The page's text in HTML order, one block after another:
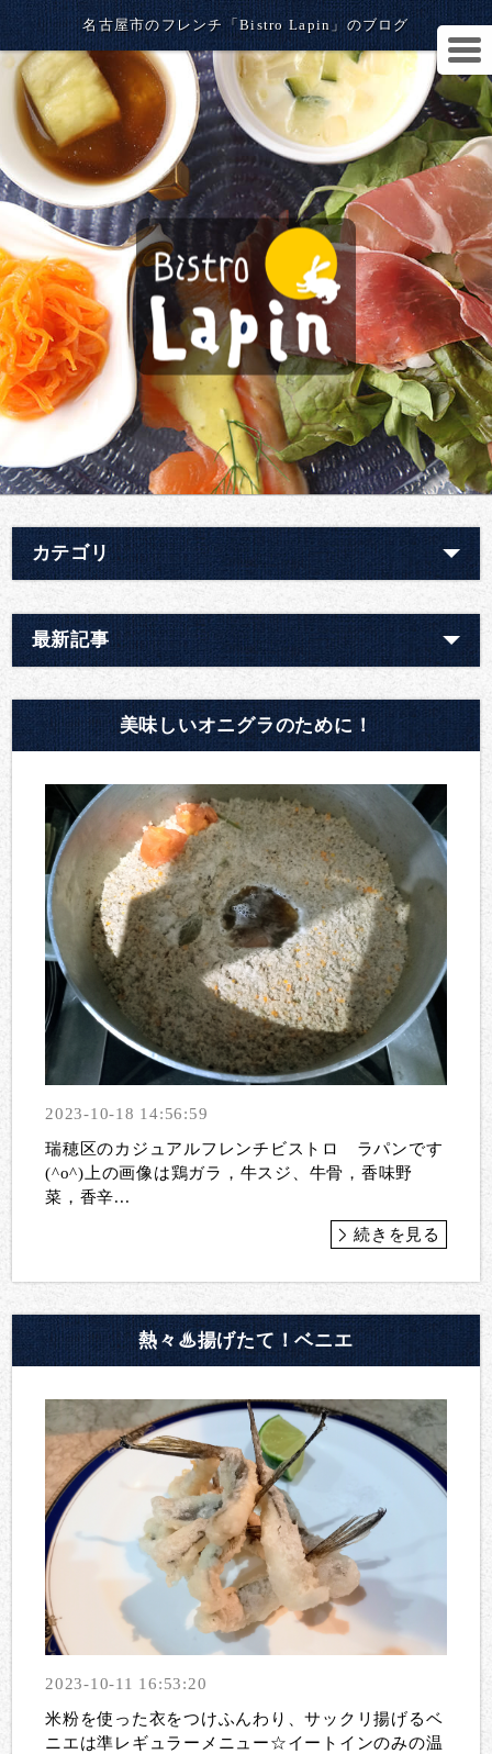
名古屋市のフレンチ「Bistro Lapin」のブログ
カテゴリ
最新記事
美味しいオニグラのために！
2023-10-18 14:56:59
瑞穂区のカジュアルフレンチビストロ ラパンです
(^o^)上の画像は鶏ガラ，牛スジ、牛骨，香味野
菜，香辛...
続きを見る
熱々♨揚げたて！ベニエ
2023-10-11 16:53:20
米粉を使った衣をつけふんわり、サックリ揚げるベ
ニエは準レギュラーメニュー☆ イートインのみの温